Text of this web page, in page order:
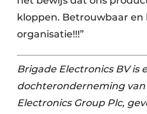
kloppen. Betrouwbaar en
organisatie!!!”
Brigade Electronics BV is
dochteronderneming
Electronics Group Plc,